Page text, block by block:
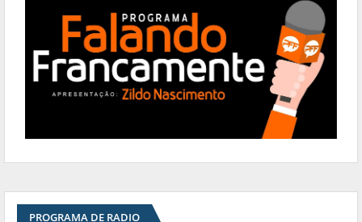
PROGRAMA DE RADIO